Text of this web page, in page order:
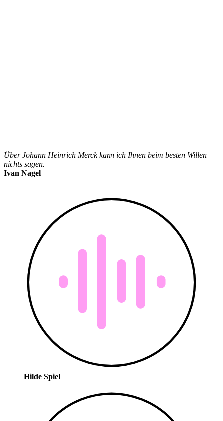
Über Johann Heinrich Merck kann ich Ihnen beim besten Willen
nichts sagen.
Ivan Nagel
Hilde Spiel